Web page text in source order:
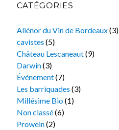
CATÉGORIES
Aliénor du Vin de Bordeaux(3)
cavistes (5)
Château Lescaneaut(9)
Darwin(3)
Événement(7)
Les barriquades (3)
Millésime Bio(1)
Non classé(6)
Prowein(2)